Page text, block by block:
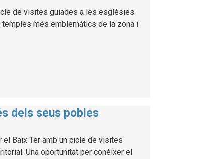
de visites guiades a les esglésies
temples més emblemàtics de la zona i
dels seus pobles
Baix Ter amb un cicle de visites
Una oportunitat per conèixer el